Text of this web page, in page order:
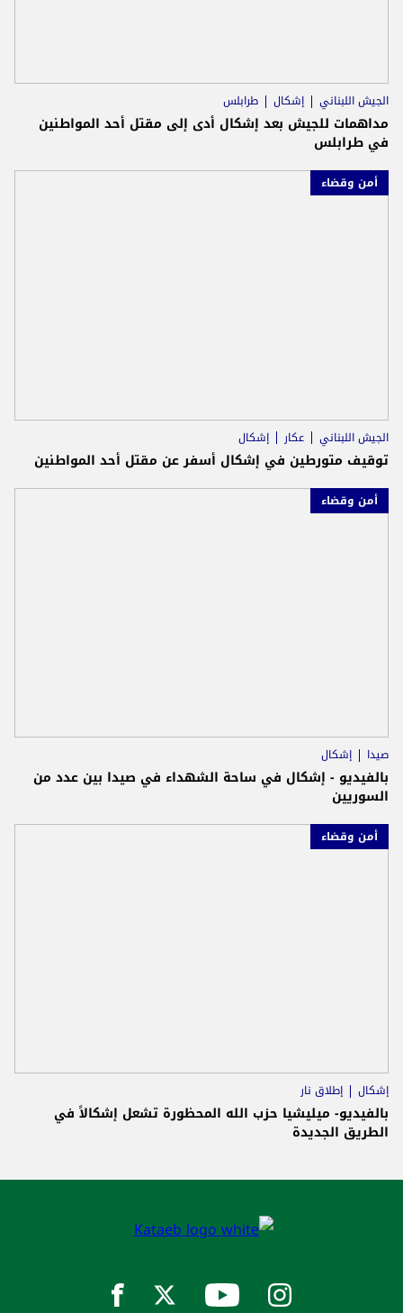
الجيش اللبناني إشكال طرابلس
مداهمات للجيش بعد إشكال أدى إلى مقتل أحد المواطنين
في طرابلس
أمن وقضاء
الجيش اللبناني عكار إشكال
توقيف متورطين في إشكال أسفر عن مقتل أحد المواطنين
أمن وقضاء
صيدا إشكال
بالفيديو - إشكال في ساحة الشهداء في صيدا بين عدد من
السوريين
أمن وقضاء
إشكال إطلاق نار
بالفيديو- ميليشيا حزب الله المحظورة تشعل إشكالاً في
الطريق الجديدة